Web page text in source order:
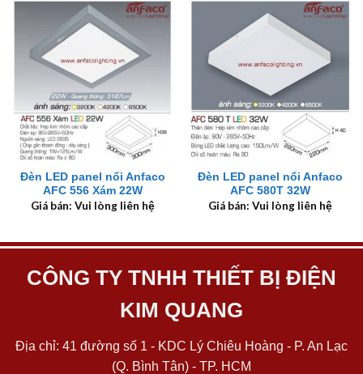
Đèn LED panel nổi Anfaco
AFC 556 Xám 22W
Giá bán: Vui lòng liên hệ
Đèn LED panel nổi Anfaco
AFC 580T 32W
Giá bán: Vui lòng liên hệ
CÔNG TY TNHH THIẾT BỊ ĐIỆN
KIM QUANG
Địa chỉ: 41 đường số 1 - KDC Lý Chiêu Hoàng - P. An Lạc
(Q. Bình Tân) - TP. HCM